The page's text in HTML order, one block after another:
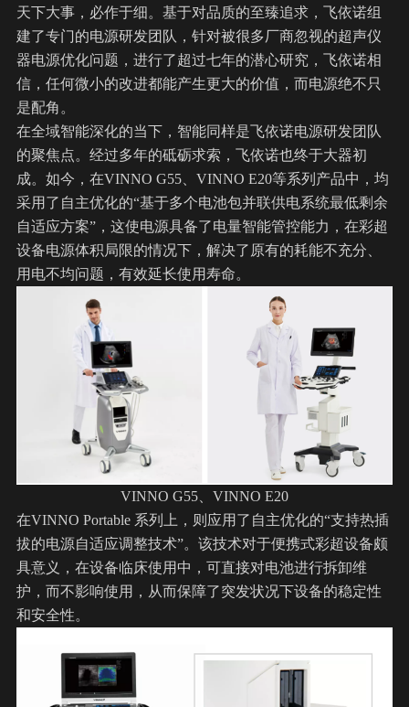
天下大事，必作于细。基于对品质的至臻追求， 飞依诺组
建了专门的电源研发团队，针对被很多厂商忽视的超声仪
器电源优化问题，进行了超过七年的潜心研究， 飞依诺相
信，任何微小的改进都能产生更大的价值，而电源绝不只
是配角。
在全域智能深化的当下，智能同样是飞依诺电源研发团队
的聚焦点。经过多年的砥砺求索，飞依诺也终于大器初
成。如今，在VINNO G55、VINNO E20等系列产品中，均
采用了自主优化的“基于多个电池包并联供电系统最低剩余
自适应方案”，这使电源具备了电量智能管控能力，在彩超
设备电源体积局限的情况下，解决了原有的耗能不充分、
用电不均问题，有效延长使用寿命。
VINNO G55、VINNO E20
在VINNO Portable 系列上，则应用了自主优化的“支持热插
拔的电源自适应调整技术”。该技术对于便携式彩超设备颇
具意义，在设备临床使用中，可直接对电池进行拆卸维
护，而不影响使用，从而保障了突发状况下设备的稳定性
和安全性。